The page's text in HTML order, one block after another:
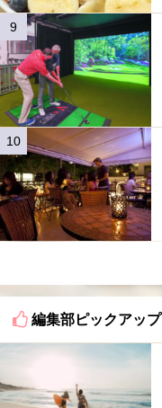
編集部ピックアップ